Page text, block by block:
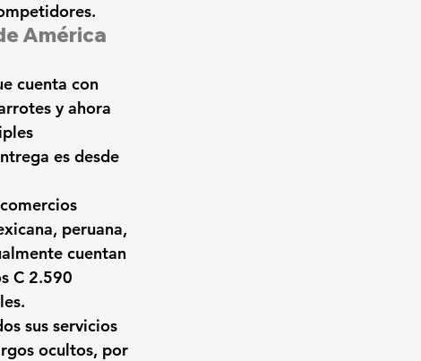
América
cuenta con
y ahora
es desde
peruana,
cuentan
C 2.590
sus servicios
ocultos, por